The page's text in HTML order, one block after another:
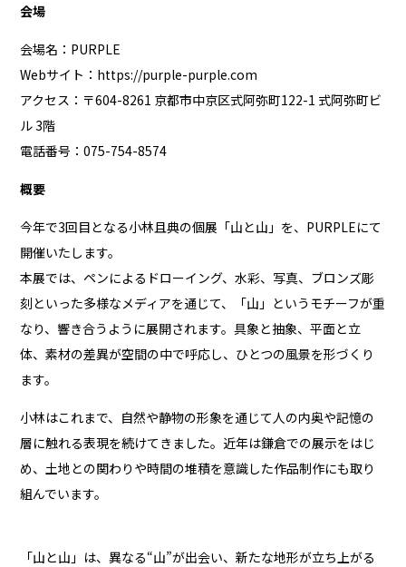
会場
会場名：PURPLE
Webサイト： https://purple-purple.com
アクセス：〒604-8261 京都市中京区式阿弥町122-1 式阿弥町ビ
ル 3階
電話番号：075-754-8574
概要
今年で3回目となる小林且典の個展「山と山」を、PURPLEにて
開催いたします。
本展では、ペンによるドローイング、水彩、写真、ブロンズ彫
刻といった多様なメディアを通じて、「山」というモチーフが重
なり、響き合うように展開されます。具象と抽象、平面と立
体、素材の差異が空間の中で呼応し、ひとつの風景を形づくり
ます。
小林はこれまで、自然や静物の形象を通じて人の内奥や記憶の
層に触れる表現を続けてきました。近年は鎌倉での展示をはじ
め、土地との関わりや時間の堆積を意識した作品制作にも取り
組んでいます。
「山と山」は、異なる“山”が出会い、新たな地形が立ち上がる